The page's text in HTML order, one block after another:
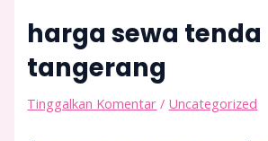
harga sewa tenda
tangerang
Tinggalkan Komentar / Uncategorized